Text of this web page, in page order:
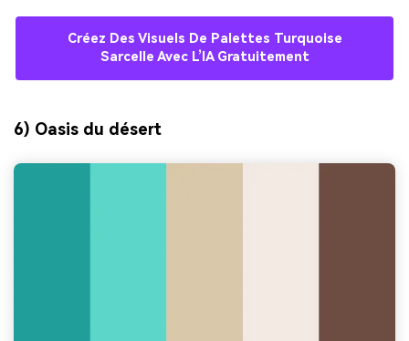
Créez Des Visuels De Palettes Turquoise
Sarcelle Avec L’IA Gratuitement
6) Oasis du désert